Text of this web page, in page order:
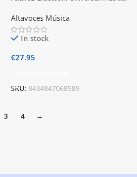
Micrófono Negro
Altavoces Música
In stock
€27.95
SKU: 8434847068589
3 4 →